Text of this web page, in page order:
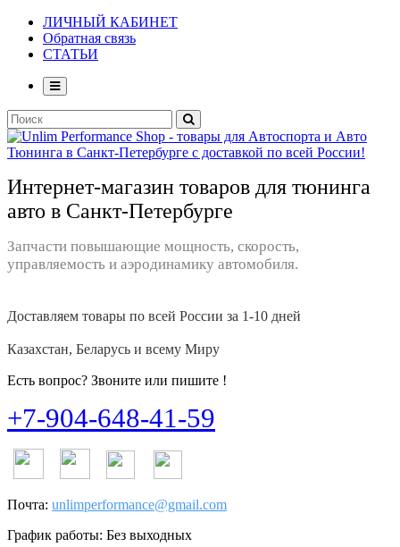
ЛИЧНЫЙ КАБИНЕТ
Обратная связь
СТАТЬИ
Интернет-магазин товаров для тюнинга
авто в Санкт-Петербурге
Запчасти повышающие мощность, скорость,
управляемость и аэродинамику автомобиля.
Доставляем товары по всей России за 1-10 дней
Казахстан, Беларусь и всему Миру
Есть вопрос? Звоните или пишите !
+7-904-648-41-59
Почта: unlimperformance@gmail.com
График работы: Без выходных